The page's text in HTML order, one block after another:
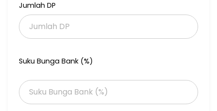
Jumlah DP
Suku Bunga Bank (%)